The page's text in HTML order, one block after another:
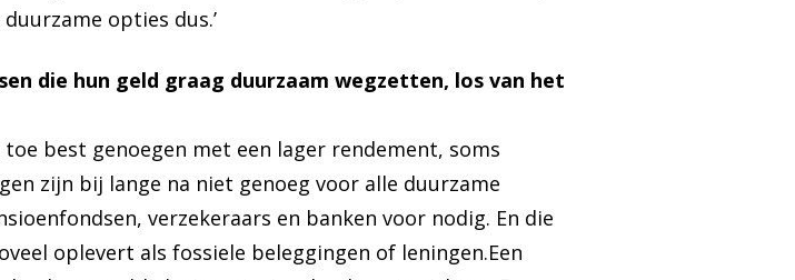
opties dus.’
die hun geld graag duurzaam wegzetten, los van het
best genoegen met een lager rendement, soms
zijn bij lange na niet genoeg voor alle duurzame
verzekeraars en banken voor nodig. En die
oplevert als fossiele beleggingen of leningen.Een